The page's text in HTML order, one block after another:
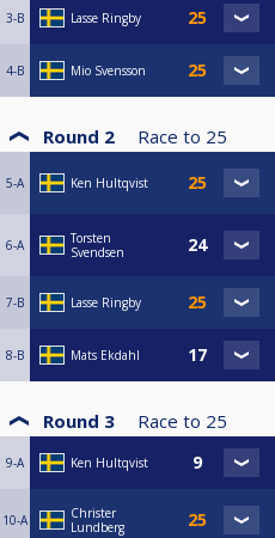
3-B Lasse Ringby
4-B Mio Svensson
Round 2 Race to 25
5-A Ken Hultqvist
6-A
Torsten
Svendsen
7-B Lasse Ringby
8-B Mats Ekdahl
Round 3 Race to 25
9-A Ken Hultqvist
10-A
Christer
Lundberg